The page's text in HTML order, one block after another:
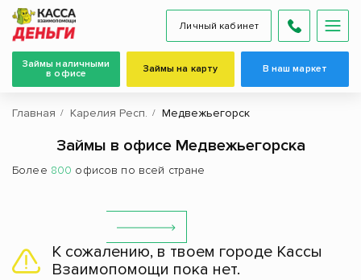
Личный кабинет
Займы наличными
в офисе
Займы на карту В наш маркет
Главная Карелия Респ. Медвежьегорск
Займы в офисе Медвежьегорска
Более 800 офисов по всей стране
К сожалению, в твоем городе Кассы
Взаимопомощи пока нет.